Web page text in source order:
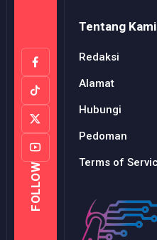
FOLLOW
Tentang Kami
Redaksi
Alamat
Hubungi
Pedoman
Terms of